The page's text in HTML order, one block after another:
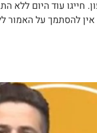
להסתמך על האמור